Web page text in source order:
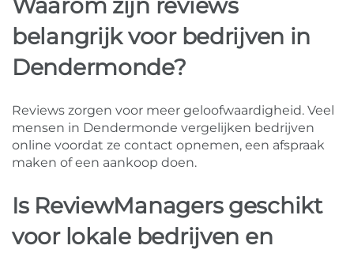
Waarom zijn reviews
belangrijk voor bedrijven in
Dendermonde?
Reviews zorgen voor meer geloofwaardigheid. Veel
mensen in Dendermonde vergelijken bedrijven
online voordat ze contact opnemen, een afspraak
maken of een aankoop doen.
Is ReviewManagers geschikt
voor lokale bedrijven en